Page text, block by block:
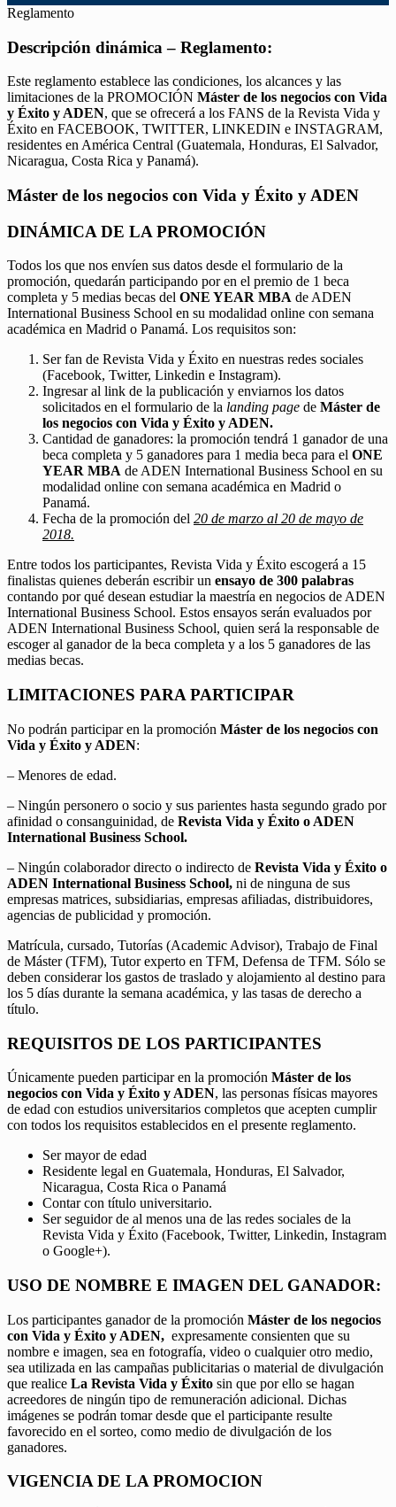
Reglamento
Descripción dinámica – Reglamento:
Este reglamento establece las condiciones, los alcances y las
limitaciones de la PROMOCIÓN Máster de los negocios con Vida
y Éxito y ADEN, que se ofrecerá a los FANS de la Revista Vida y
Éxito en FACEBOOK, TWITTER, LINKEDIN e INSTAGRAM,
residentes en América Central (Guatemala, Honduras, El Salvador,
Nicaragua, Costa Rica y Panamá).
Máster de los negocios con Vida y Éxito y ADEN
DINÁMICA DE LA PROMOCIÓN
Todos los que nos envíen sus datos desde el formulario de la
promoción, quedarán participando por en el premio de 1 beca
completa y 5 medias becas del ONE YEAR MBA de ADEN
International Business School en su modalidad online con semana
académica en Madrid o Panamá. Los requisitos son:
Ser fan de Revista Vida y Éxito en nuestras redes sociales
(Facebook, Twitter, Linkedin e Instagram).
Ingresar al link de la publicación y enviarnos los datos
solicitados en el formulario de la landing page de Máster de
los negocios con Vida y Éxito y ADEN.
Cantidad de ganadores: la promoción tendrá 1 ganador de una
beca completa y 5 ganadores para 1 media beca para el ONE
YEAR MBA de ADEN International Business School en su
modalidad online con semana académica en Madrid o
Panamá.
Fecha de la promoción del 20 de marzo al 20 de mayo de
2018.
Entre todos los participantes, Revista Vida y Éxito escogerá a 15
finalistas quienes deberán escribir un ensayo de 300 palabras
contando por qué desean estudiar la maestría en negocios de ADEN
International Business School. Estos ensayos serán evaluados por
ADEN International Business School, quien será la responsable de
escoger al ganador de la beca completa y a los 5 ganadores de las
medias becas.
LIMITACIONES PARA PARTICIPAR
No podrán participar en la promoción Máster de los negocios con
Vida y Éxito y ADEN:
– Menores de edad.
– Ningún personero o socio y sus parientes hasta segundo grado por
afinidad o consanguinidad, de Revista Vida y Éxito o ADEN
International Business School.
– Ningún colaborador directo o indirecto de Revista Vida y Éxito o
ADEN International Business School, ni de ninguna de sus
empresas matrices, subsidiarias, empresas afiliadas, distribuidores,
agencias de publicidad y promoción.
Matrícula, cursado, Tutorías (Academic Advisor), Trabajo de Final
de Máster (TFM), Tutor experto en TFM, Defensa de TFM. Sólo se
deben considerar los gastos de traslado y alojamiento al destino para
los 5 días durante la semana académica, y las tasas de derecho a
título.
REQUISITOS DE LOS PARTICIPANTES
Únicamente pueden participar en la promoción Máster de los
negocios con Vida y Éxito y ADEN, las personas físicas mayores
de edad con estudios universitarios completos que acepten cumplir
con todos los requisitos establecidos en el presente reglamento.
Ser mayor de edad
Residente legal en Guatemala, Honduras, El Salvador,
Nicaragua, Costa Rica o Panamá
Contar con título universitario.
Ser seguidor de al menos una de las redes sociales de la
Revista Vida y Éxito (Facebook, Twitter, Linkedin, Instagram
o Google+).
USO DE NOMBRE E IMAGEN DEL GANADOR:
Los participantes ganador de la promoción Máster de los negocios
con Vida y Éxito y ADEN, expresamente consienten que su
nombre e imagen, sea en fotografía, video o cualquier otro medio,
sea utilizada en las campañas publicitarias o material de divulgación
que realice La Revista Vida y Éxito sin que por ello se hagan
acreedores de ningún tipo de remuneración adicional. Dichas
imágenes se podrán tomar desde que el participante resulte
favorecido en el sorteo, como medio de divulgación de los
ganadores.
VIGENCIA DE LA PROMOCION